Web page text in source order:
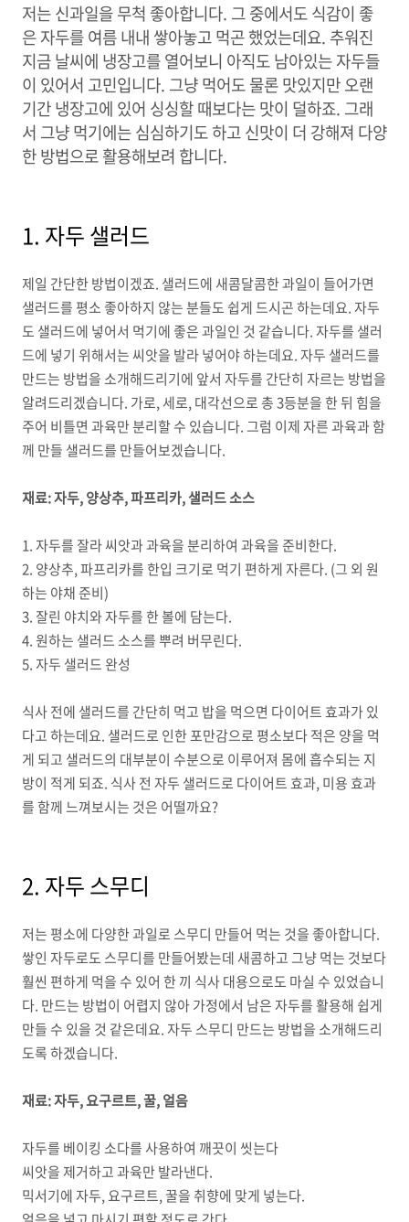
저는 신과일을 무척 좋아합니다. 그 중에서도 식감이 좋
은 자두를 여름 내내 쌓아놓고 먹곤 했었는데요. 추워진
지금 날씨에 냉장고를 열어보니 아직도 남아있는 자두들
이 있어서 고민입니다. 그냥 먹어도 물론 맛있지만 오랜
기간 냉장고에 있어 싱싱할 때보다는 맛이 덜하죠. 그래
서 그냥 먹기에는 심심하기도 하고 신맛이 더 강해져 다양
한 방법으로 활용해보려 합니다.
1. 자두 샐러드
제일 간단한 방법이겠죠. 샐러드에 새콤달콤한 과일이 들어가면
샐러드를 평소 좋아하지 않는 분들도 쉽게 드시곤 하는데요. 자두
도 샐러드에 넣어서 먹기에 좋은 과일인 것 같습니다. 자두를 샐러
드에 넣기 위해서는 씨앗을 발라 넣어야 하는데요. 자두 샐러드를
만드는 방법을 소개해드리기에 앞서 자두를 간단히 자르는 방법을
알려드리겠습니다. 가로, 세로, 대각선으로 총3등분을 한 뒤 힘을
주어 비틀면 과육만 분리할 수 있습니다. 그럼 이제 자른 과육과 함
께 만들 샐러드를 만들어보겠습니다.
재료:자두,양상추,파프리카,샐러드 소스
1. 자두를 잘라 씨앗과 과육을 분리하여 과육을 준비한다.
2. 양상추,파프리카를 한입 크기로 먹기 편하게 자른다. (그 외 원
하는 야채 준비)
3. 잘린 야치와 자두를 한 볼에 담는다.
4. 원하는 샐러드 소스를 뿌려 버무린다.
5. 자두 샐러드 완성
식사 전에 샐러드를 간단히 먹고 밥을 먹으면 다이어트 효과가 있
다고 하는데요. 샐러드로 인한 포만감으로 평소보다 적은 양을 먹
게 되고 샐러드의 대부분이 수분으로 이루어져 몸에 흡수되는 지
방이 적게 되죠. 식사 전 자두 샐러드로 다이어트 효과, 미용 효과
를 함께 느껴보시는 것은 어떨까요?
2. 자두 스무디
저는 평소에 다양한 과일로 스무디 만들어 먹는 것을 좋아합니다.
쌓인 자두로도 스무디를 만들어봤는데 새콤하고 그냥 먹는 것보다
훨씬 편하게 먹을 수 있어 한 끼 식사 대용으로도 마실 수 있었습니
다. 만드는 방법이 어렵지 않아 가정에서 남은 자두를 활용해 쉽게
만들 수 있을 것 같은데요. 자두 스무디 만드는 방법을 소개해드리
도록 하겠습니다.
재료:자두,요구르트,꿀,얼음
자두를 베이킹 소다를 사용하여 깨끗이 씻는다
씨앗을 제거하고 과육만 발라낸다.
믹서기에 자두,요구르트, 꿀을 취향에 맞게 넣는다.